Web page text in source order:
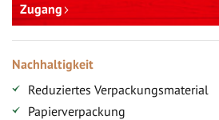
Zugang
Nachhaltigkeit
Reduziertes Verpackungsmaterial
Papierverpackung